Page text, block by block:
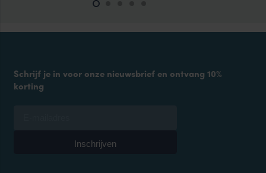
Schrijf je in voor onze nieuwsbrief en ontvang 10%
korting